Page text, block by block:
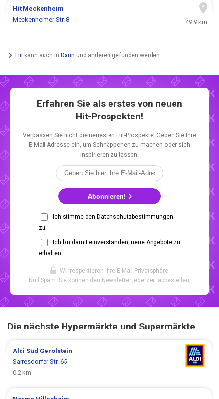
Hit Meckenheim
Meckenheimer Str. 8
49.9 km
Hit kann auch in Daun und anderen gefunden werden.
Erfahren Sie als erstes von neuen
Hit-Prospekten!
Verpassen Sie nicht die neuesten Hit-Prospekte! Geben Sie Ihre
E-Mail-Adresse ein, um Schnäppchen zu machen oder sich
inspirieren zu lassen.
Abonnieren!
Ich stimme den Datenschutzbestimmungen
zu.
Ich bin damit einverstanden, neue Angebote zu
erhalten.
Wir respektieren Ihre E-Mail-Privatsphäre.
Null Spam. Sie können den Newsletter jederzeit abbestellen.
Die nächste Hypermärkte und Supermärkte
Aldi Süd Gerolstein
Sarresdorfer Str. 65
0.2 km